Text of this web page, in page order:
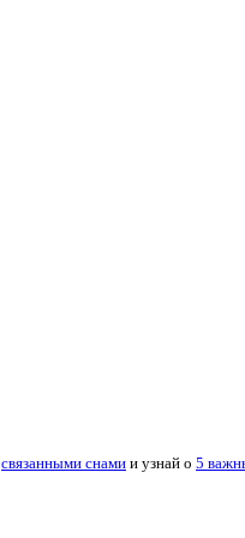
связанными снами и узнай о 5